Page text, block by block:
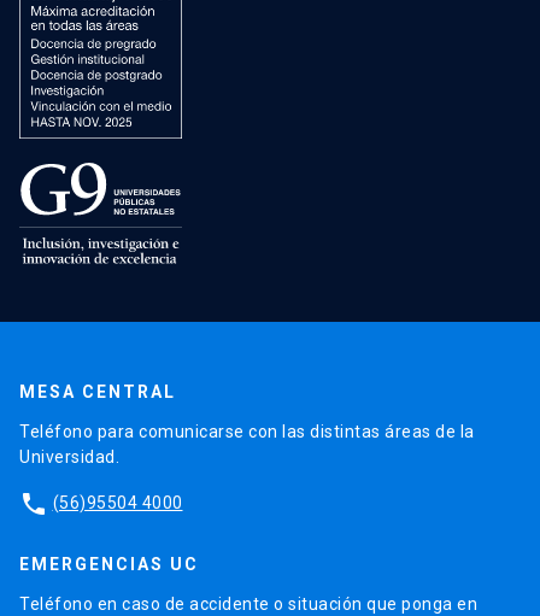
MESA CENTRAL
Teléfono para comunicarse con las distintas áreas de la
Universidad.
phone (56)95504 4000
EMERGENCIAS UC
Teléfono en caso de accidente o situación que ponga en